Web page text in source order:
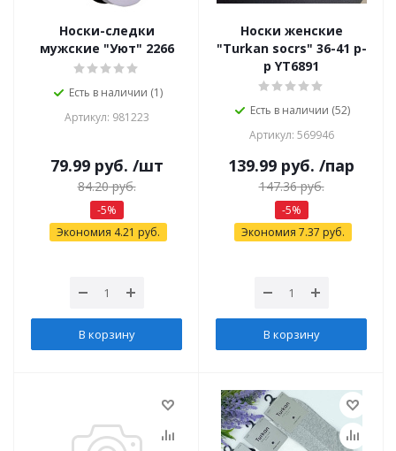
Носки-следки
мужские "Уют" 2266
Есть в наличии (1)
Артикул: 981223
79.99руб. /шт
84.20руб.
-5%
Экономия 4.21 руб.
В корзину
Носки женские
"Turkan socrs" 36-41 р-
р YT6891
Есть в наличии (52)
Артикул: 569946
139.99 руб. /пар
147.36руб.
-5%
Экономия 7.37 руб.
В корзину